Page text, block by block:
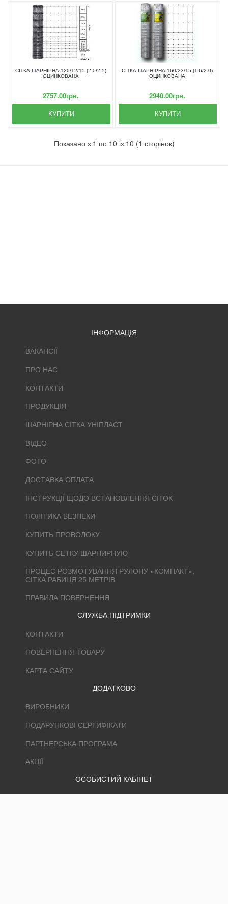
СІТКА ШАРНІРНА 120/12/15 (2.0/2.5)
ОЦИНКОВАНА
2757.00грн.
КУПИТИ
СІТКА ШАРНІРНА 160/23/15 (1.6/2.0)
ОЦИНКОВАНА
2940.00грн.
КУПИТИ
Показано з 1 по 10 із 10 (1 сторінок)
ІНФОРМАЦІЯ
ВАКАНСІЇ
ПРО НАС
КОНТАКТИ
ПРОДУКЦІЯ
ШАРНІРНА СІТКА УНІПЛАСТ
ВІДЕО
ФОТО
ДОСТАВКА ОПЛАТА
ІНСТРУКЦІЇ ЩОДО ВСТАНОВЛЕННЯ СІТОК
ПОЛІТИКА БЕЗПЕКИ
КУПИТЬ ПРОВОЛОКУ
КУПИТЬ СЕТКУ ШАРНИРНУЮ
ПРОЦЕС РОЗМОТУВАННЯ РУЛОНУ «КОМПАКТ»,
СІТКА РАБИЦЯ 25 МЕТРІВ
ПРАВИЛА ПОВЕРНЕННЯ
СЛУЖБА ПІДТРИМКИ
КОНТАКТИ
ПОВЕРНЕННЯ ТОВАРУ
КАРТА САЙТУ
ДОДАТКОВО
ВИРОБНИКИ
ПОДАРУНКОВІ СЕРТИФІКАТИ
ПАРТНЕРСЬКА ПРОГРАМА
АКЦІЇ
ОСОБИСТИЙ КАБІНЕТ